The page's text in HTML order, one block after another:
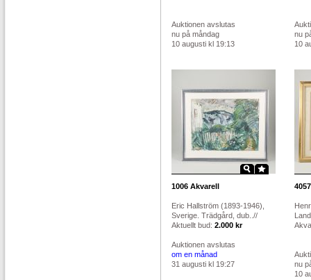
Auktionen avslutas
nu på måndag
10 augusti kl 19:13
nu
10
1006 Akvarell
Eric Hallström (1893-1946),
Sverige. Trädgård, dub..//
Aktuellt bud: 2.000 kr
Auktionen avslutas
om en månad
31 augusti kl 19:27
4057
nu
10